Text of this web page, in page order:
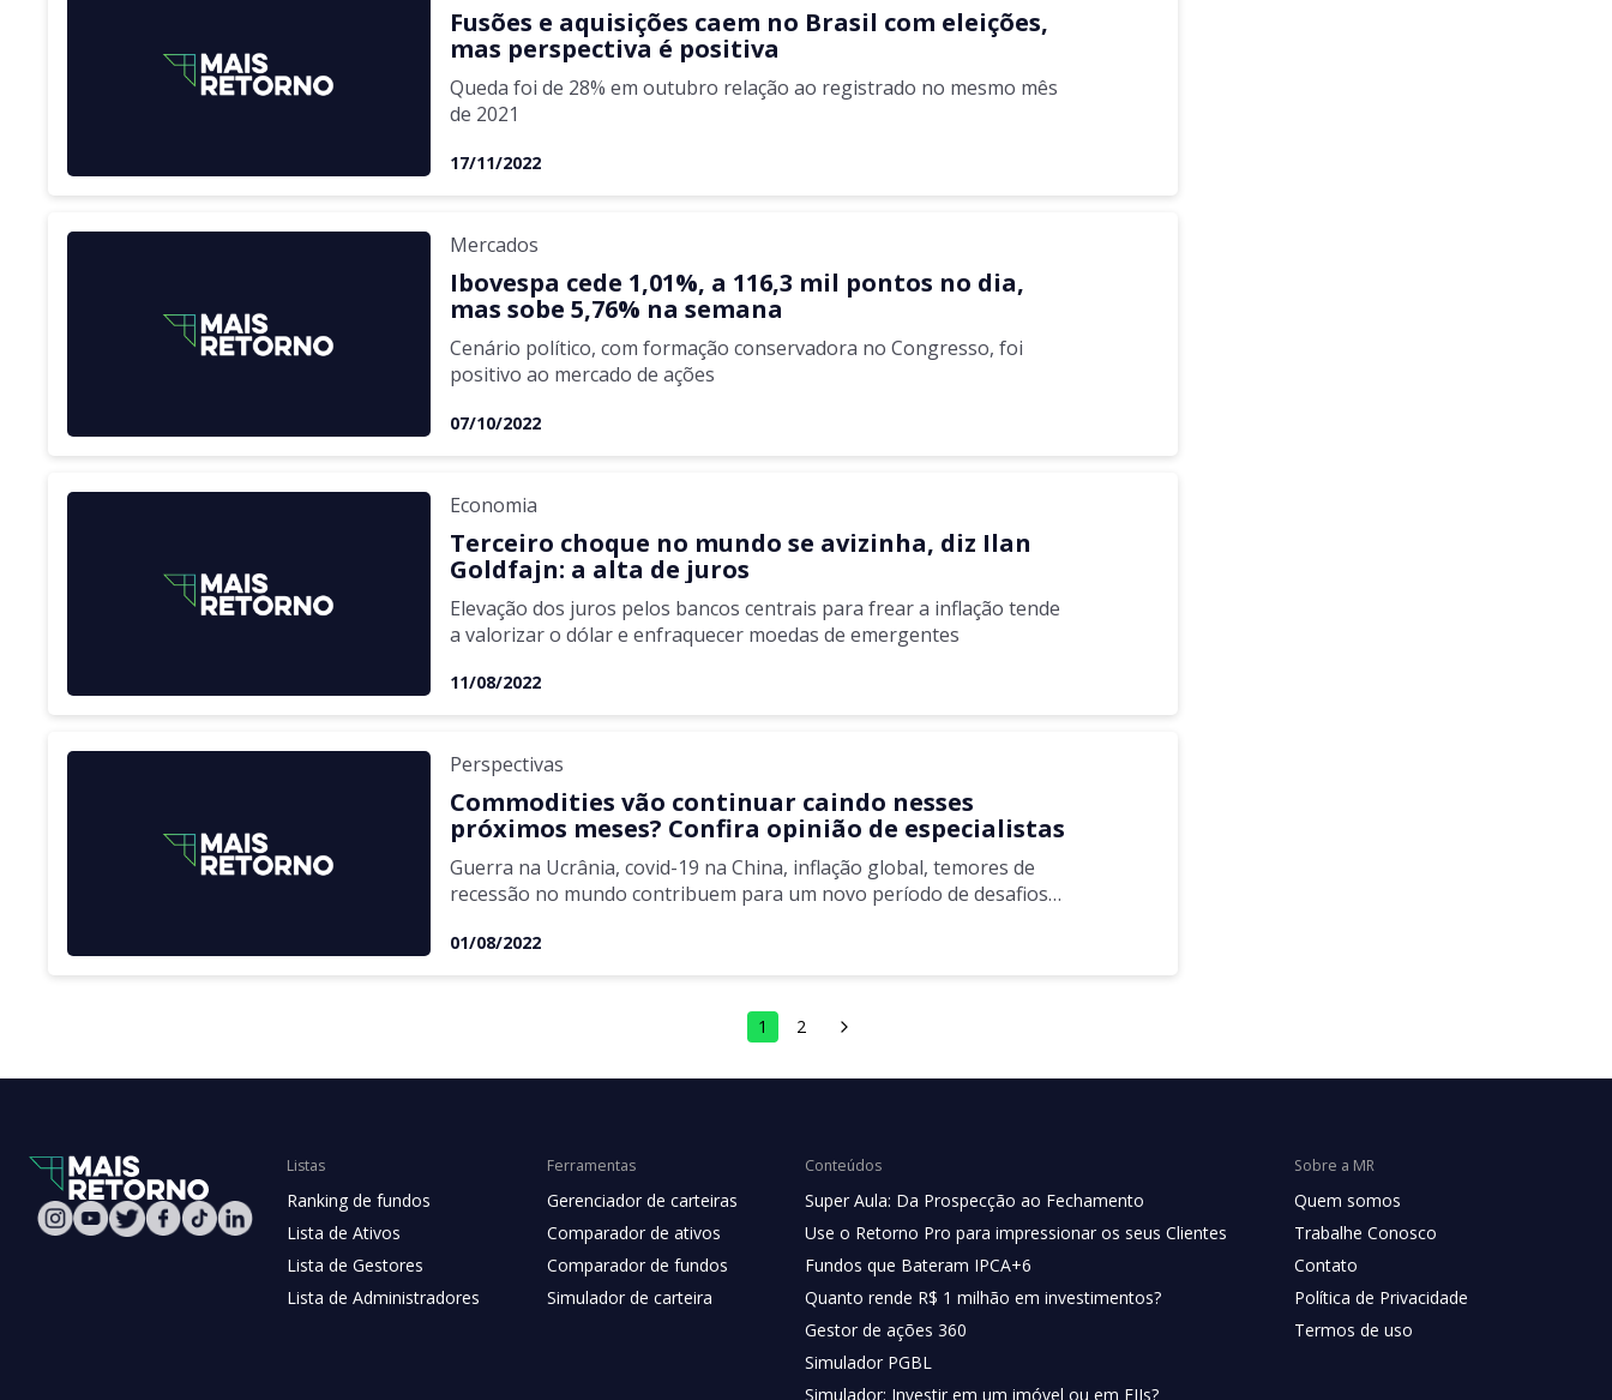
Fusões e aquisições caem no Brasil com eleições,
mas perspectiva é positiva
Queda foi de 28% em outubro relação ao registrado no mesmo mês
de 2021
17/11/2022
Mercados
Ibovespa cede 1,01%, a 116,3 mil pontos no dia,
mas sobe 5,76% na semana
Cenário político, com formação conservadora no Congresso, foi
positivo ao mercado de ações
07/10/2022
Economia
Terceiro choque no mundo se avizinha, diz Ilan
Goldfajn: a alta de juros
Elevação dos juros pelos bancos centrais para frear a inflação tende
a valorizar o dólar e enfraquecer moedas de emergentes
11/08/2022
Perspectivas
Commodities vão continuar caindo nesses
próximos meses? Confira opinião de especialistas
Guerra na Ucrânia, covid-19 na China, inflação global, temores de
recessão no mundo contribuem para um novo período de desafios
01/08/2022
1 2
Listas
Ranking de fundos
Lista de Ativos
Lista de Gestores
Lista de Administradores
Ferramentas
Gerenciador de carteiras
Comparador de ativos
Comparador de fundos
Simulador de carteira
Conteúdos
Super Aula: Da Prospecção ao Fechamento
Use o Retorno Pro para impressionar os seus Clientes
Fundos que Bateram IPCA+6
Quanto rende R$ 1 milhão em investimentos?
Gestor de ações 360
Simulador PGBL
Simulador: Investir em um imóvel ou em FIIs?
Sobre a MR
Quem somos
Trabalhe Conosco
Contato
Política de Privacidade
Termos de uso